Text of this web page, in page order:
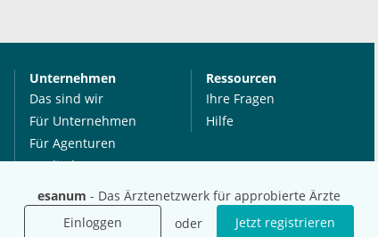
esanum - Das Ärztenetzwerk für approbierte Ärzte
Einloggen
oder Jetzt registrieren
Unternehmen
Das sind wir
Für Unternehmen
Für Agenturen
Mediadaten
Karriere
Ressourcen
Ihre Fragen
Hilfe